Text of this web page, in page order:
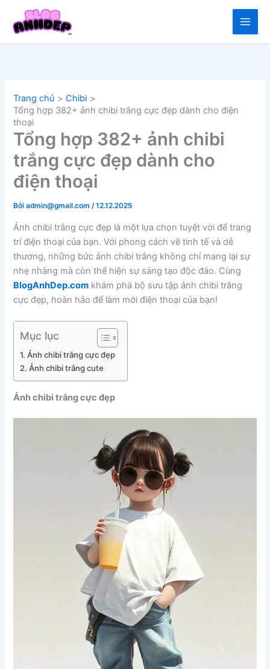
Trang chủ
Chibi
Tổng hợp 382+ ảnh chibi trắng cực đẹp dành cho điện
thoại
Tổng hợp 382+ ảnh chibi
trắng cực đẹp dành cho
điện thoại
Bởiadmin@gmail.com/12.12.2025
Ảnh chibi trắng cực đẹp là một lựa chọn tuyệt vời để trang
trí điện thoại của bạn. Với phong cách vẽ tinh tế và dễ
thương, những bức ảnh chibi trắng không chỉ mang lại sự
nhẹ nhàng mà còn thể hiện sự sáng tạo độc đáo. Cùng
BlogAnhDep.com khám phá bộ sưu tập ảnh chibi trắng
cực đẹp, hoàn hảo để làm mới điện thoại của bạn!
Mục lục
Ảnh chibi trắng cực đẹp
Ảnh chibi trắng cute
Ảnh chibi trắng cực đẹp